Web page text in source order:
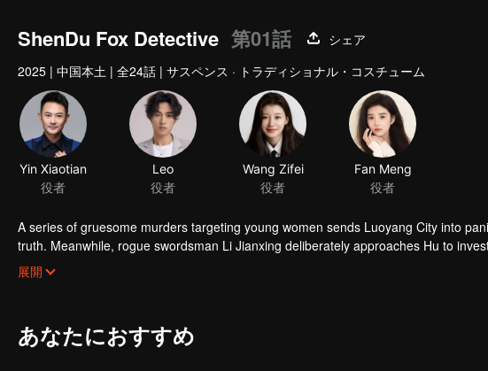
ShenDu Fox Detective 第01話
シェア
2025 | 中国本土 | 全24話 | サスペンス · トラディショナル・コスチューム
Yin Xiaotian
役者
Leo
役者
Wang Zifei
役者
Fan Meng
役者
A series of gruesome murders targeting young women sends Luoyang City into
truth. Meanwhile, rogue swordsman Li Jianxing deliberately approaches Hu to
"Puppet Brides," the duo navigates surreal cases, transforming from mutual
展開
あなたにおすすめ